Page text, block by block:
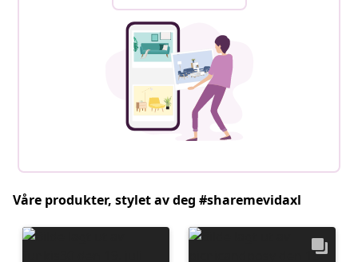
Våre produkter, stylet av deg #sharemevidaxl